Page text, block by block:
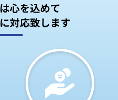
は心を込めて
対応致します